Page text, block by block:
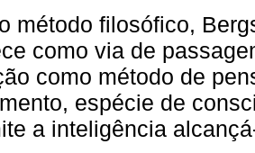
método filosófico,
como via de
como método de
espécie de
a inteligência